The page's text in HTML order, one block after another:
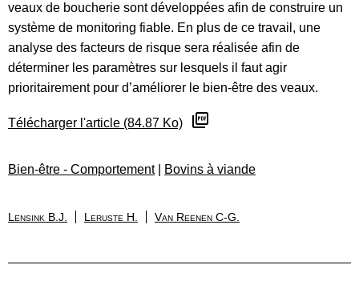
veaux de boucherie sont développées afin de construire un
système de monitoring fiable. En plus de ce travail, une
analyse des facteurs de risque sera réalisée afin de
déterminer les paramètres sur lesquels il faut agir
prioritairement pour d’améliorer le bien-être des veaux.
Télécharger l'article (84.87 Ko)
Bien-être - Comportement| Bovins à viande
Lensink B.J. Leruste H. Van Reenen C-G.